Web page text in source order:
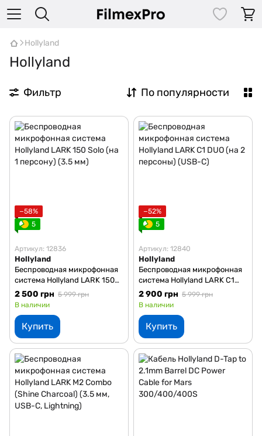
Hollyland
Hollyland
Фильтр По популярности
−58%
5
Артикул: 12836
Hollyland
Беспроводная микрофонная
система Hollyland LARK 150
Solo (на 1 персону) (3.5 мм)
2 500 грн 5 999 грн
В наличии
Купить
−52%
5
Артикул: 12840
Hollyland
Беспроводная микрофонная
система Hollyland LARK C1
DUO (на 2 персоны) (USB-C)
2 900 грн 5 999 грн
В наличии
Купить